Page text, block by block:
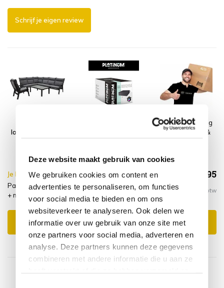
Deze website maakt gebruik van cookies
We gebruiken cookies om content en
advertenties te personaliseren, om functies
voor social media te bieden en om ons
websiteverkeer te analyseren. Ook delen we
informatie over uw gebruik van onze site met
onze partners voor social media, adverteren en
analyse. Deze partners kunnen deze gegevens
combineren met andere informatie die u aan ze
Schrijf je eigen review
loungeset 6 delig
Montagelevering
- Extra gemak &
Je bespaart €20.00,- €2.603,95 €2.583,95
Pacific hoek loungeset 6 delig aluminium antraciet + hoes
+ montagelevering
Incl. btw
Toevoegen aan winkelwagen